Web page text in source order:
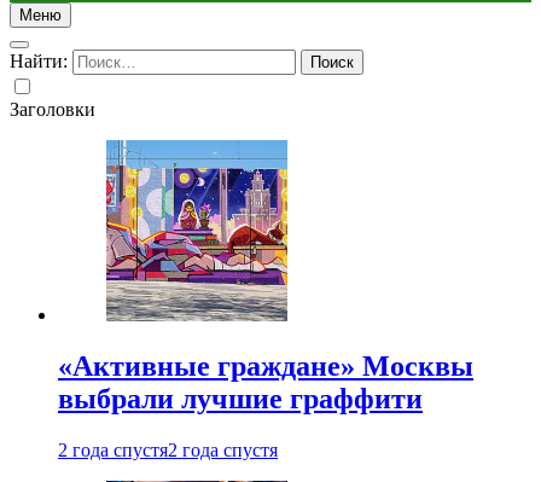
Меню
Найти:
Заголовки
«Активные граждане» Москвы
выбрали лучшие граффити
2 года спустя2 года спустя